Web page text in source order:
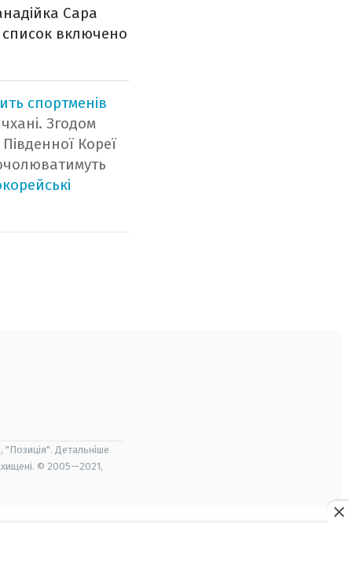
Сара
список включено
спортменів
Згодом
Кореї
"Позиція". Детальніше
© 2005—2021,